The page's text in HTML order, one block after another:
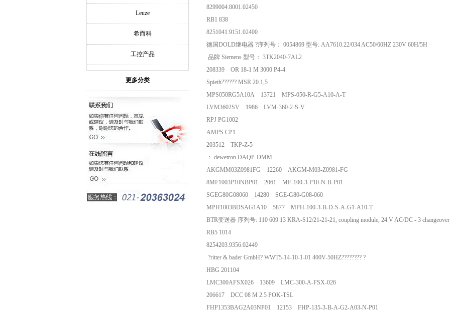
Leuze
希而科
工控产品
更多分类
8299004.8001.02450
RB1 838
8251041.9151.02400
德国DOLD继电器 ?序列号： 0054869 型号: AA7610.22/034 AC50/60HZ 230V 60H/5H
品牌 Siemens 型号： 3TK2040-7AL2
208339 OR 18-1 M 3000 P4-4
Spieth?????? MSR 20.1,5
MPS050RG5A10A 13721 MPS-050-R-G5-A10-A-T
LVM3602SV 1986 LVM-360-2-S-V
RPJ PG1002
AMPS CP1
203512 TKP-Z-5
： dewetron DAQP-DMM
AKGMM03Z0981FG 12260 AKGM-M03-Z0981-FG
8MF1003P10NBP01 2061 MF-100-3-P10-N-B-P01
SGEG80G08060 14280 SGE-G80-G08-060
MPH1003BDSAG1A10 5877 MPH-100-3-B-D-S-A-G1-A10-T
BTR变送器 序列号: 110 609 13 KRA-S12/21-21-21, coupling module, 24 V AC/DC - 3
RB5 1014
8254203.9356.02449
?ritter & bader GmbH? WWT5-14-10-1-01 400V-50HZ???????? ?
HBG 201104
LMC300AFSX026 13609 LMC-300-A-FSX-026
206617 DCC 08 M 2.5 POK-TSL
FHP1353BAG2A03NP01 12153 FHP-135-3-B-A-G2-A03-N-P01